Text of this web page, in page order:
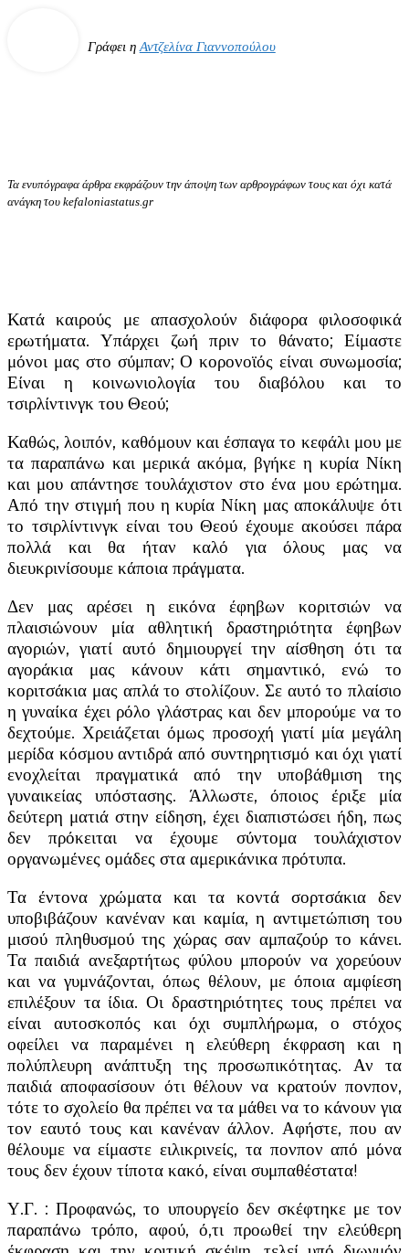
Γράφει η Αντζελίνα Γιαννοπούλου
Τα ενυπόγραφα άρθρα εκφράζουν την άποψη των αρθρογράφων τους και όχι κατά
ανάγκη του kefaloniastatus.gr
Κατά καιρούς με απασχολούν διάφορα φιλοσοφικά
ερωτήματα. Υπάρχει ζωή πριν το θάνατο; Είμαστε
μόνοι μας στο σύμπαν; Ο κορονοϊός είναι συνωμοσία;
Είναι η κοινωνιολογία του διαβόλου και το
τσιρλίντινγκ του Θεού;
Καθώς, λοιπόν, καθόμουν και έσπαγα το κεφάλι μου με
τα παραπάνω και μερικά ακόμα, βγήκε η κυρία Νίκη
και μου απάντησε τουλάχιστον στο ένα μου ερώτημα.
Από την στιγμή που η κυρία Νίκη μας αποκάλυψε ότι
το τσιρλίντινγκ είναι του Θεού έχουμε ακούσει πάρα
πολλά και θα ήταν καλό για όλους μας να
διευκρινίσουμε κάποια πράγματα.
Δεν μας αρέσει η εικόνα έφηβων κοριτσιών να
πλαισιώνουν μία αθλητική δραστηριότητα έφηβων
αγοριών, γιατί αυτό δημιουργεί την αίσθηση ότι τα
αγοράκια μας κάνουν κάτι σημαντικό, ενώ το
κοριτσάκια μας απλά το στολίζουν. Σε αυτό το πλαίσιο
η γυναίκα έχει ρόλο γλάστρας και δεν μπορούμε να το
δεχτούμε. Χρειάζεται όμως προσοχή γιατί μία μεγάλη
μερίδα κόσμου αντιδρά από συντηρητισμό και όχι γιατί
ενοχλείται πραγματικά από την υποβάθμιση της
γυναικείας υπόστασης. Άλλωστε, όποιος έριξε μία
δεύτερη ματιά στην είδηση, έχει διαπιστώσει ήδη, πως
δεν πρόκειται να έχουμε σύντομα τουλάχιστον
οργανωμένες ομάδες στα αμερικάνικα πρότυπα.
Τα έντονα χρώματα και τα κοντά σορτσάκια δεν
υποβιβάζουν κανέναν και καμία, η αντιμετώπιση του
μισού πληθυσμού της χώρας σαν αμπαζούρ το κάνει.
Τα παιδιά ανεξαρτήτως φύλου μπορούν να χορεύουν
και να γυμνάζονται, όπως θέλουν, με όποια αμφίεση
επιλέξουν τα ίδια. Οι δραστηριότητες τους πρέπει να
είναι αυτοσκοπός και όχι συμπλήρωμα, ο στόχος
οφείλει να παραμένει η ελεύθερη έκφραση και η
πολύπλευρη ανάπτυξη της προσωπικότητας. Αν τα
παιδιά αποφασίσουν ότι θέλουν να κρατούν πονπον,
τότε το σχολείο θα πρέπει να τα μάθει να το κάνουν για
τον εαυτό τους και κανέναν άλλον. Αφήστε, που αν
θέλουμε να είμαστε ειλικρινείς, τα πονπον από μόνα
τους δεν έχουν τίποτα κακό, είναι συμπαθέστατα!
Υ.Γ. : Προφανώς, το υπουργείο δεν σκέφτηκε με τον
παραπάνω τρόπο, αφού, ό,τι προωθεί την ελεύθερη